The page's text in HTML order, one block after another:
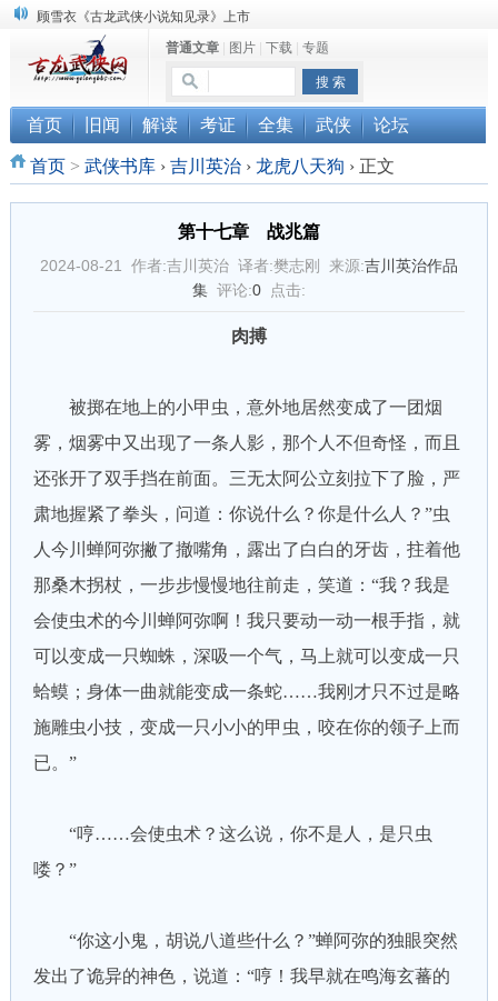
顾雪衣《古龙武侠小说知见录》上市
“武侠书库”查缺补漏活动圆满结束
《古龙小说原貌探究》修订版已上市
普通文章| 图片| 下载| 专题
首页 旧闻 解读 考证 全集 武侠 论坛
首页> 武侠书库 › 吉川英治 › 龙虎八天狗 ›正文
第十七章 战兆篇
2024-08-21 作者:吉川英治 译者:樊志刚 来源:吉川英治作品
集评论:0点击:
肉搏
被掷在地上的小甲虫，意外地居然变成了一团烟
雾，烟雾中又出现了一条人影，那个人不但奇怪，而且
还张开了双手挡在前面。三无太阿公立刻拉下了脸，严
肃地握紧了拳头，问道：你说什么？你是什么人？”虫
人今川蝉阿弥撇了撤嘴角，露出了白白的牙齿，拄着他
那桑木拐杖，一步步慢慢地往前走，笑道：“我？我是
会使虫术的今川蝉阿弥啊！我只要动一动一根手指，就
可以变成一只蜘蛛，深吸一个气，马上就可以变成一只
蛤蟆；身体一曲就能变成一条蛇……我刚才只不过是略
施雕虫小技，变成一只小小的甲虫，咬在你的领子上而
已。”
“哼……会使虫术？这么说，你不是人，是只虫
喽？”
“你这小鬼，胡说八道些什么？”蝉阿弥的独眼突然
发出了诡异的神色，说道：“哼！我早就在鸣海玄蕃的